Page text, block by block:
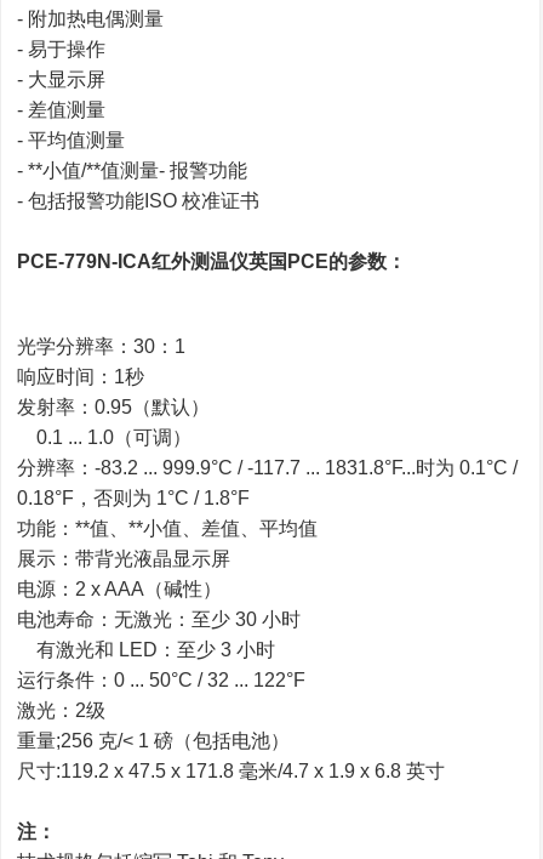
- 附加热电偶测量
- 易于操作
- 大显示屏
- 差值测量
- 平均值测量
- **小值/**值测量- 报警功能
- 包括报警功能ISO 校准证书
PCE-779N-ICA红外测温仪英国PCE的参数：
光学分辨率：30：1
响应时间：1秒
发射率：0.95（默认）
0.1 ... 1.0（可调）
分辨率：-83.2 ... 999.9°C / -117.7 ... 1831.8°F...时为 0.1°C /
0.18°F，否则为 1°C / 1.8°F
功能：**值、**小值、差值、平均值
展示：带背光液晶显示屏
电源：2 x AAA（碱性）
电池寿命：无激光：至少 30 小时
有激光和 LED：至少 3 小时
运行条件：0 ... 50°C / 32 ... 122°F
激光：2级
重量;256 克/< 1 磅（包括电池）
尺寸:119.2 x 47.5 x 171.8 毫米/4.7 x 1.9 x 6.8 英寸
注：